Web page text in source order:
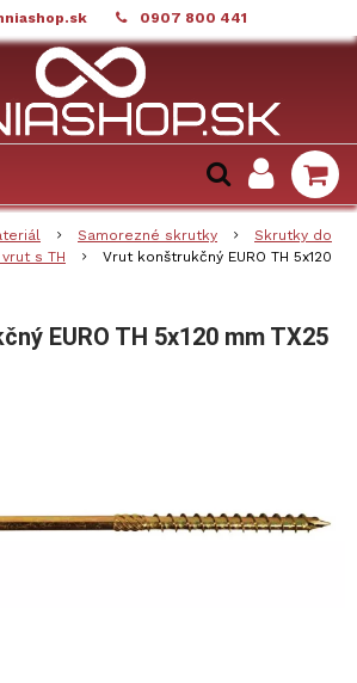
0907 800 441
Samorezné skrutky
Skrutky do
s TH
Vrut konštrukčný EURO TH 5x120
EURO TH 5x120 mm TX25